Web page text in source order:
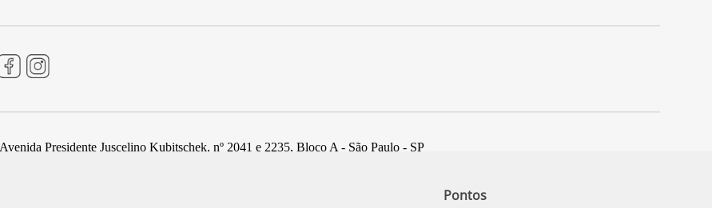
Pontos
Presidente Juscelino Kubitschek, nº 2041 e 2235, Bloco A - São Paulo - SP